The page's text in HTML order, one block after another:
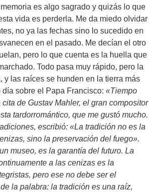
es algo sagrado y quizás lo que
vida es perderla. Me da miedo olvidar
no ya las fechas sino lo sucedido en
en el pasado. Me decían el otro
pero lo que cuenta es la huella que
Todo pasa muy rápido, pero la
y las raíces se hunden en la tierra más
día sobre el Papa Francisco: «Tiempo
de Gustav Mahler, el gran compositor
tardorromántico, que me gustó mucho.
escribió: «La tradición no es la
sino la preservación del fuego».
museo, es la garantía del futuro. La
a las cenizas es la
pero ese no debe ser el
la palabra: la tradición es una raíz,